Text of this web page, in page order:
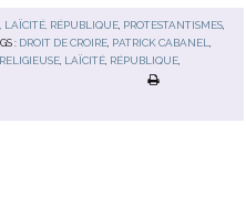
LAÏCITÉ, RÉPUBLIQUE, PROTESTANTISMES,
: DROIT DE CROIRE PATRICK CABANEL
LAÏCITÉ RÉPUBLIQUE